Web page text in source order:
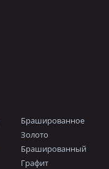
Брашированное
Золото
Брашированный
Графит